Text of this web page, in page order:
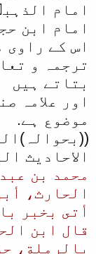
امام
امام ابن
اس کے راوی
ترجمہ و
بتاتے ہیں
اور علامہ
موضوع ہے.
الاحادیث
محمد بن
الحارث،
أتى بخبر
قال ابن
بالرملة،